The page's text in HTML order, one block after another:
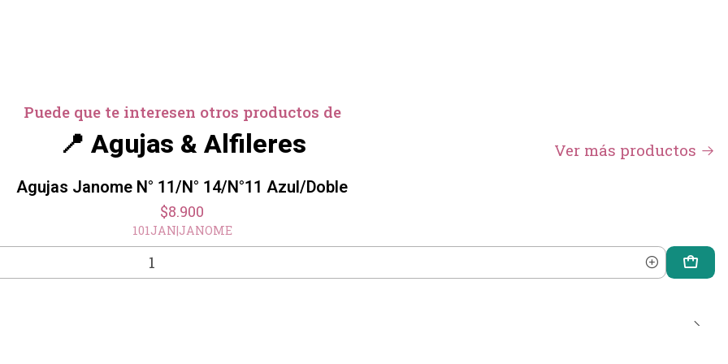
Puede que te interesen otros productos de
📍 Agujas & Alfileres Ver más productos
Agujas Janome N° 11/N° 14/N°11 Azul/Doble
$8.900
101JAN|JANOME